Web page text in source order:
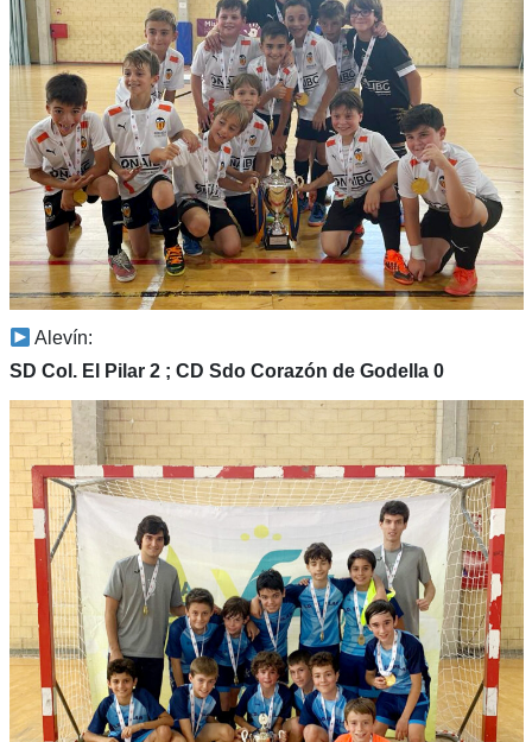
Alevín:
SD Col. El Pilar 2 ; CD Sdo Corazón de Godella 0